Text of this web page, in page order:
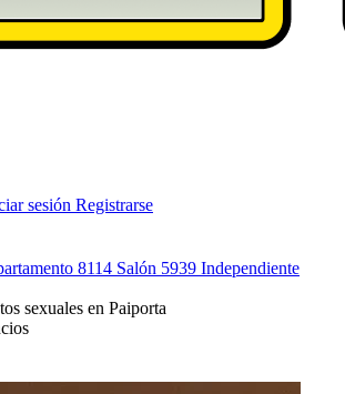
sesión Registrarse
8114 Salón 5939 Independiente
sexuales en Paiporta